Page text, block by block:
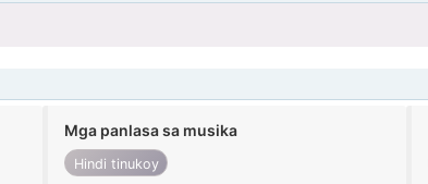
Mga panlasa sa musika
Hindi tinukoy